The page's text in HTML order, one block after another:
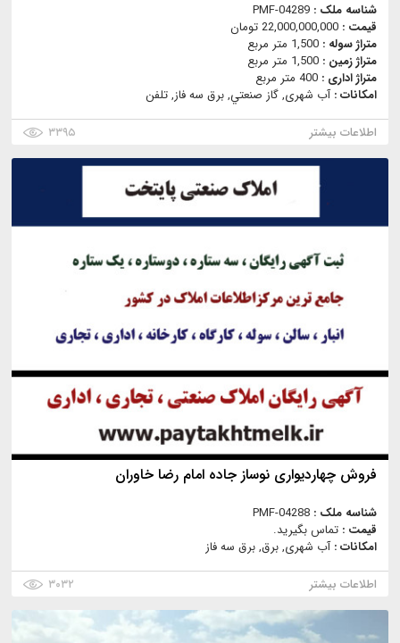
شناسه ملک : PMF-04289
قیمت : 22,000,000,000 تومان
متراژ سوله : 1,500 متر مربع
متراژ زمین : 1,500 متر مربع
متراژ اداری : 400 متر مربع
امکانات :آب شهری, گاز صنعتي, برق سه فاز, تلفن
اطلاعات بیشتر
۳۳۹۵
فروش چهاردیواری نوساز جاده امام رضا خاوران
شناسه ملک : PMF-04288
قیمت : تماس بگیرید.
امکانات :آب شهری, برق, برق سه فاز
اطلاعات بیشتر
۳۰۳۲